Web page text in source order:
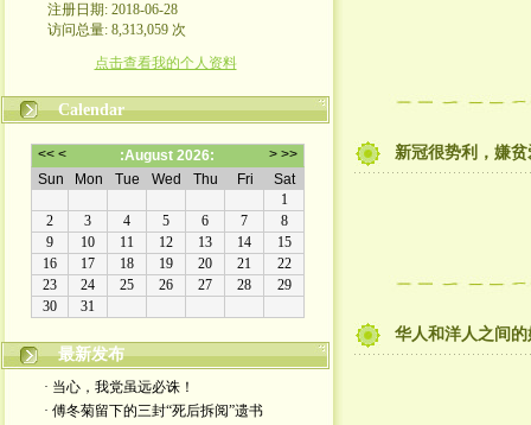
注册日期: 2018-06-28
访问总量: 8,313,059 次
点击查看我的个人资料
Calendar
最新发布
· 当心，我党虽远必诛！
· 傅冬菊留下的三封“死后拆阅”遗书
新冠很势利，嫌
华人和洋人之间